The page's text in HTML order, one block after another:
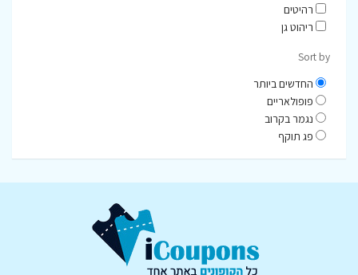
רהיטים
ריהוט גן
Sort by
החדשים ביותר
פופולאריים
נגמר בקרוב
פג תוקף